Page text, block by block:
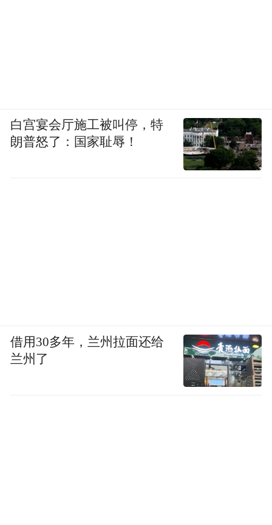
白宫宴会厅施工被叫停，特
朗普怒了：国家耻辱！
借用30多年，兰州拉面还给
兰州了